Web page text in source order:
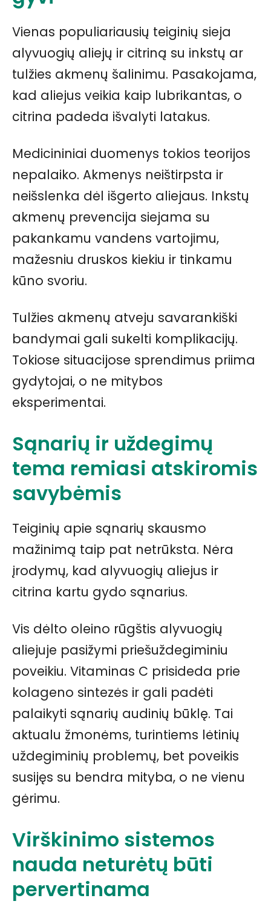
Vienas populiariausių teiginių sieja
alyvuogių aliejų ir citriną su inkstų ar
tulžies akmenų šalinimu. Pasakojama,
kad aliejus veikia kaip lubrikantas, o
citrina padeda išvalyti latakus.
Medicininiai duomenys tokios teorijos
nepalaiko. Akmenys neištirpsta ir
neišslenka dėl išgerto aliejaus. Inkstų
akmenų prevencija siejama su
pakankamu vandens vartojimu,
mažesniu druskos kiekiu ir tinkamu
kūno svoriu.
Tulžies akmenų atveju savarankiški
bandymai gali sukelti komplikacijų.
Tokiose situacijose sprendimus priima
gydytojai, o ne mitybos
eksperimentai.
Sąnarių ir uždegimų
tema remiasi atskiromis
savybėmis
Teiginių apie sąnarių skausmo
mažinimą taip pat netrūksta. Nėra
įrodymų, kad alyvuogių aliejus ir
citrina kartu gydo sąnarius.
Vis dėlto oleino rūgštis alyvuogių
aliejuje pasižymi priešuždegiminiu
poveikiu. Vitaminas C prisideda prie
kolageno sintezės ir gali padėti
palaikyti sąnarių audinių būklę. Tai
aktualu žmonėms, turintiems lėtinių
uždegiminių problemų, bet poveikis
susijęs su bendra mityba, o ne vienu
gėrimu.
Virškinimo sistemos
nauda neturėtų būti
pervertinama